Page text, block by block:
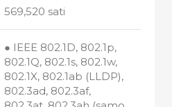
569,520 sati
● IEEE 802.1D, 802.1p,
802.1Q, 802.1s, 802.1w,
802.1X, 802.1ab (LLDP),
802.3ad, 802.3af,